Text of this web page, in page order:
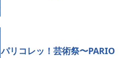
パリコレッ！芸術祭〜PARIO